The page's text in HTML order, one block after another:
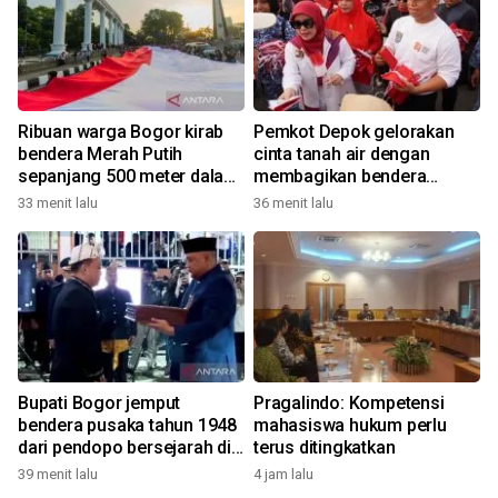
Ribuan warga Bogor kirab
bendera Merah Putih
sepanjang 500 meter dalam
rangkaian FMP ke-11
33 menit lalu
Pemkot Depok gelorakan
cinta tanah air dengan
membagikan bendera
merah putih
36 menit lalu
Bupati Bogor jemput
bendera pusaka tahun 1948
dari pendopo bersejarah di
Desa Malasari
39 menit lalu
Pragalindo: Kompetensi
mahasiswa hukum perlu
terus ditingkatkan
4 jam lalu